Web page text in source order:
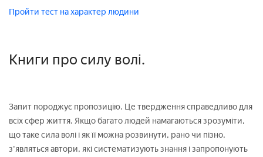
Пройти тест на характер людини
Книги про силу волі.
Запит породжує пропозицію. Це твердження справедливо для
всіх сфер життя. Якщо багато людей намагаються зрозуміти,
що таке сила волі і як її можна розвинути, рано чи пізно,
з'являться автори, які систематизують знання і запропонують